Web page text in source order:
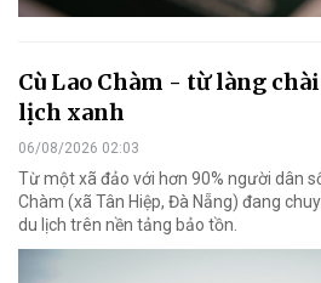
Cù Lao Chàm - từ làng
lịch xanh
06/08/2026 02:03
Từ một xã đảo với hơn 90% người dân
Chàm (xã Tân Hiệp, Đà Nẵng) đang
du lịch trên nền tảng bảo tồn.